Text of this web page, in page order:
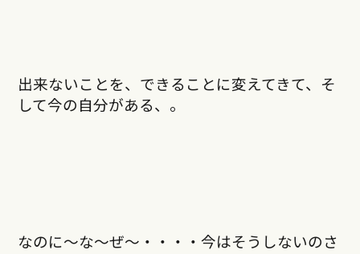
出来ないことを、できることに変えてきて、そ
して今の自分がある、。
なのに〜な〜ぜ〜・・・・今はそうしないのさ